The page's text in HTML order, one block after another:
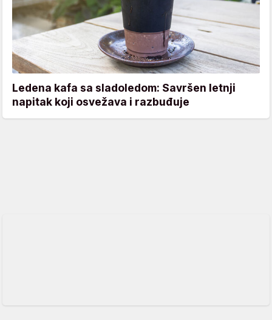
Ledena kafa sa sladoledom: Savršen letnji
napitak koji osvežava i razbuđuje